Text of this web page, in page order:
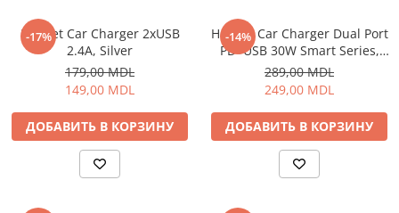
-17%
Helmet Car Charger 2xUSB
2.4A, Silver
179,00 MDL
149,00 MDL
ДОБАВИТЬ В КОРЗИНУ
-14%
Helmet Car Charger Dual Port
PD+USB 30W Smart Series,
Black
289,00 MDL
249,00 MDL
ДОБАВИТЬ В КОРЗИНУ